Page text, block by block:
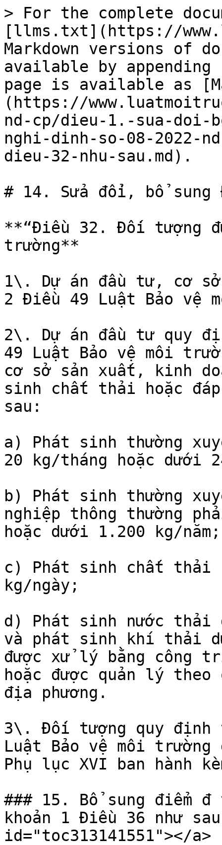
> For the complete
[llms.txt](https://
Markdown versions of
available by
page is available as
(https://
nd-cp/dieu-1.-sua-doi-
nghi-dinh-so-08-2022-
dieu-32-nhu-sau.md).
# 14. Sửa đổi, bổ sung
**“Điều 32. Đối tượng
trường**
1\. Dự án đầu tư, cơ
2 Điều 49 Luật Bảo vệ
2\. Dự án đầu tư quy
49 Luật Bảo vệ môi
cơ sở sản xuất, kinh
sinh chất thải hoặc
sau:
a) Phát sinh thường
20 kg/tháng hoặc dưới
b) Phát sinh thường
nghiệp thông thường
hoặc dưới 1.200 kg/năm;
c) Phát sinh chất thải
kg/ngày;
d) Phát sinh nước thải
và phát sinh khí thải
được xử lý bằng
hoặc được quản lý
địa phương.
3\. Đối tượng quy định
Luật Bảo vệ môi
Phụ lục XVI ban hành
### 15. Bổ sung điểm
khoản 1 Điều 36 như
id="toc313141551"></a>